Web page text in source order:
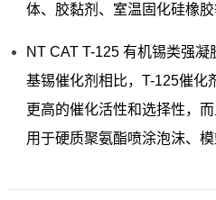
体、胶黏剂、室温固化硅橡胶
NT CAT T-125 有机锡类强
基锡催化剂相比，T-125催化
更高的催化活性和选择性，
用于硬质聚氨酯喷涂泡沫、